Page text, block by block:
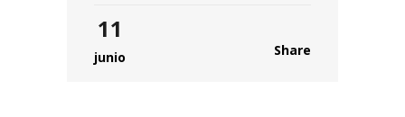
11
junio Share